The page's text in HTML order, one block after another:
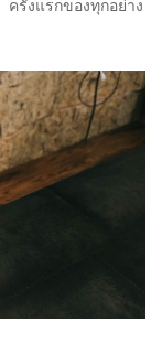
รั้งแรกของทุกอย่าง